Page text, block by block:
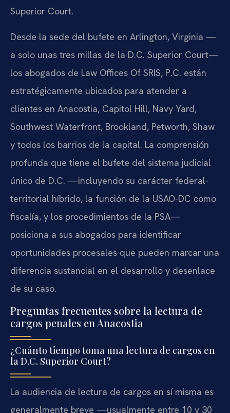
Superior Court.
Desde la sede del bufete en Arlington, Virginia —
a solo unas tres millas de la D.C. Superior Court—
los abogados de Law Offices Of SRIS, P.C. están
estratégicamente ubicados para atender a
clientes en Anacostia, Capitol Hill, Navy Yard,
Southwest Waterfront, Brookland, Petworth, Shaw
y todos los barrios de la capital. La comprensión
profunda que tiene el bufete del sistema judicial
único de D.C. —incluyendo su carácter federal-
territorial híbrido, la función de la USAO-DC como
fiscalía, y los procedimientos de la PSA—
posiciona a sus abogados para identificar
oportunidades procesales que pueden marcar una
diferencia sustancial en el desarrollo y desenlace
de su caso.
Preguntas frecuentes sobre la lectura de
cargos penales en Anacostia
¿Cuánto tiempo toma una lectura de cargos en
la D.C. Superior Court?
La audiencia de lectura de cargos en sí misma es
generalmente breve —usualmente entre 10 y 30